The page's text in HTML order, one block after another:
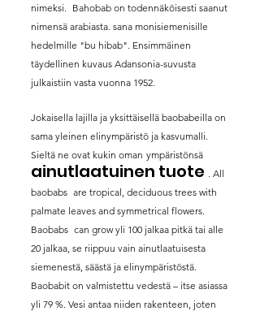
nimeksi.
Bahobab on todennäköisesti saanut
nimensä arabiasta. sana monisiemenisille
hedelmille "bu hibab". Ensimmäinen
täydellinen kuvaus Adansonia-suvusta
julkaistiin vasta vuonna 1952.
Jokaisella lajilla ja yksittäisellä baobabeilla on
sama yleinen elinympäristö ja kasvumalli.
Sieltä ne ovat kukin oman ympäristönsä
ainutlaatuinen tuote
. All
baobabs are tropical, deciduous trees with
palmate leaves and symmetrical flowers.
Baobabs can grow yli 100 jalkaa pitkä tai alle
20 jalkaa, se riippuu vain ainutlaatuisesta
siemenestä, säästä ja elinympäristöstä.
Baobabit on valmistettu vedestä – itse asiassa
yli 79 %. Vesi antaa niiden rakenteen, joten